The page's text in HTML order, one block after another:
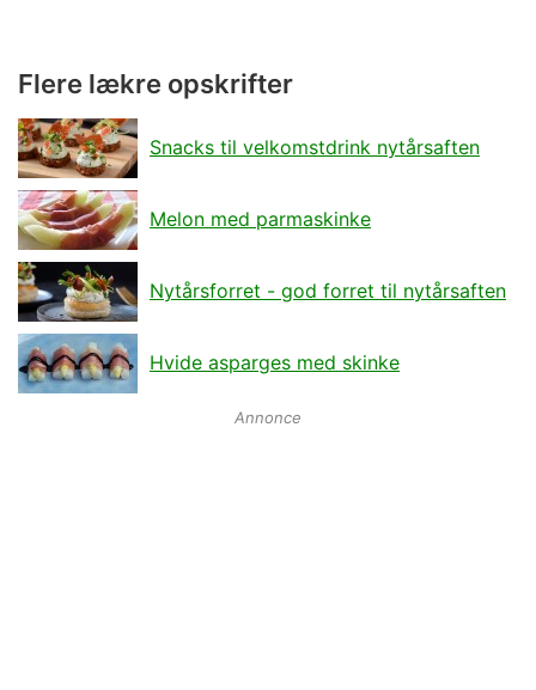
Flere lækre opskrifter
Snacks til velkomstdrink nytårsaften
Melon med parmaskinke
Nytårsforret - god forret til nytårsaften
Hvide asparges med skinke
Annonce